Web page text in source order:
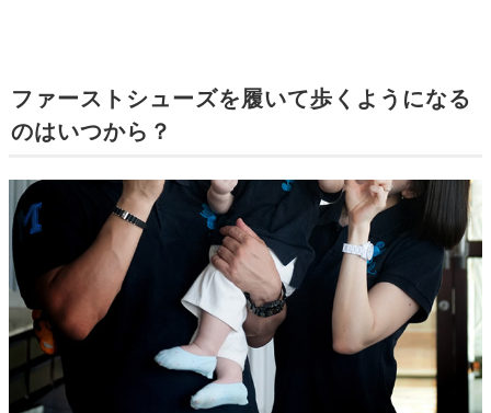
ファーストシューズを履いて歩くようになる
のはいつから？